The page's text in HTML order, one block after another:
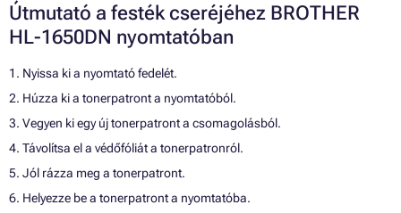
Útmutató a festék cseréjéhez BROTHER
HL-1650DN nyomtatóban
1. Nyissa ki a nyomtató fedelét.
2. Húzza ki a tonerpatront a nyomtatóból.
3. Vegyen ki egy új tonerpatront a csomagolásból.
4. Távolítsa el a védőfóliát a tonerpatronról.
5. Jól rázza meg a tonerpatront.
6. Helyezze be a tonerpatront a nyomtatóba.